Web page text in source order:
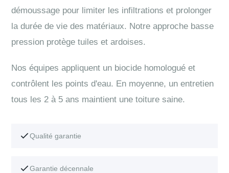
démoussage pour limiter les infiltrations et prolonger
la durée de vie des matériaux. Notre approche basse
pression protège tuiles et ardoises.
Nos équipes appliquent un biocide homologué et
contrôlent les points d'eau. En moyenne, un entretien
tous les 2 à 5 ans maintient une toiture saine.
Qualité garantie
Garantie décennale